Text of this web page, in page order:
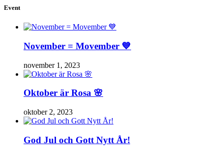
Event
November = Movember 💙
november 1, 2023
Oktober är Rosa 🌸
oktober 2, 2023
God Jul och Gott Nytt År!